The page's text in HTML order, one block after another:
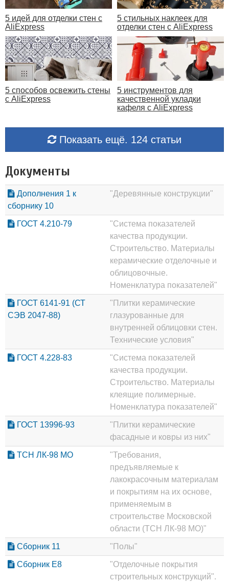
5 идей для отделки стен с
AliExpress
5 стильных наклеек для
отделки стен с AliExpress
5 способов освежить стены
с AliExpress
5 инструментов для
качественной укладки
кафеля с AliExpress
Показать ещё. 124 статьи
Документы
Дополнения 1 к
сборнику 10
"Деревянные конструкции"
ГОСТ 4.210-79
"Система показателей
качества продукции.
Строительство. Материалы
керамические отделочные и
облицовочные.
Номенклатура показателей"
ГОСТ 6141-91 (СТ
СЭВ 2047-88)
"Плитки керамические
глазурованные для
внутренней облицовки стен.
Технические условия"
ГОСТ 4.228-83
"Система показателей
качества продукции.
Строительство. Материалы
клеящие полимерные.
Номенклатура показателей"
ГОСТ 13996-93
"Плитки керамические
фасадные и ковры из них"
ТСН ЛК-98 МО
"Требования,
предъявляемые к
лакокрасочным материалам
и покрытиям на их основе,
применяемым в
строительстве Московской
области (ТСН ЛК-98 МО)"
Сборник 11 "Полы"
Сборник Е8
"Отделочные покрытия
строительных конструкций".